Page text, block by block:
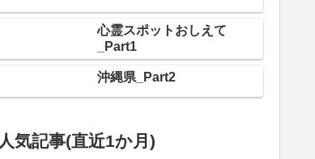
心霊スポットおしえて
_Part1
沖縄県_Part2
人気記事(直近1か月)
（青葉区）あざみの・たまプラーザ